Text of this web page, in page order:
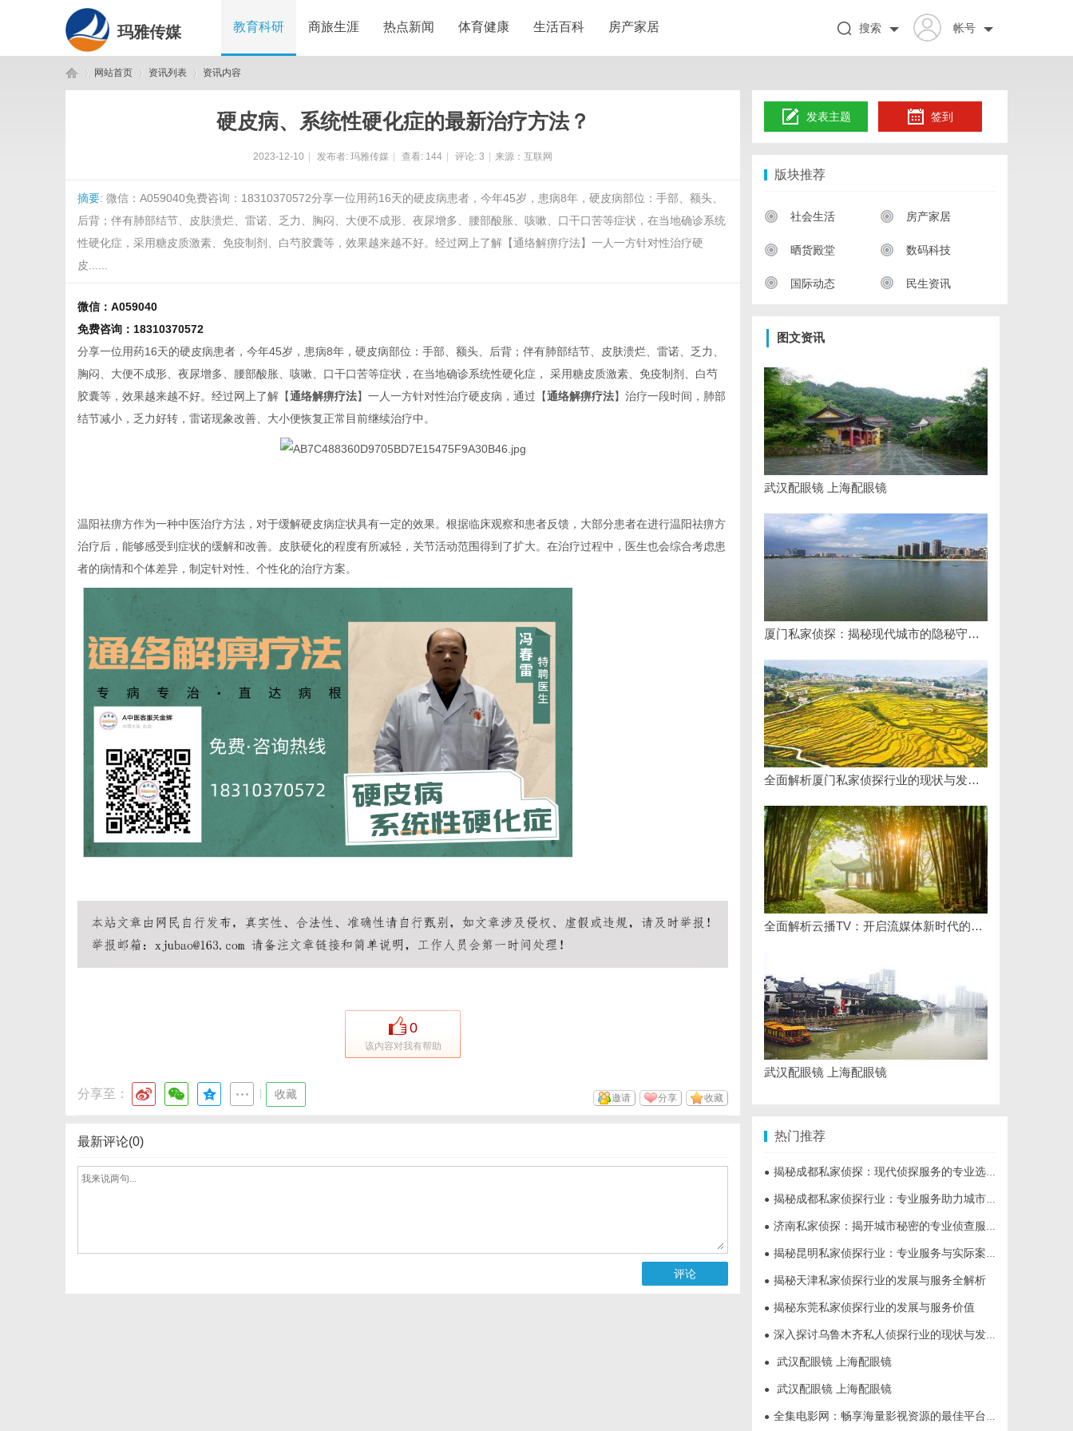
玛雅传媒 教育科研 商旅生涯 热点新闻 体育健康 生活百科 房产家居 帐号
搜索
网站首页 资讯列表 资讯内容
硬皮病、系统性硬化症的最新治疗方法？
2023-12-10 发布者: 玛雅传媒 查看: 144 评论: 3 来源：互联网
摘要: 微信：A059040免费咨询：18310370572分享一位用药16天的硬皮病患者，今年45岁，患病8年，硬皮病部位：手部、额头、
后背；伴有肺部结节、皮肤溃烂、雷诺、乏力、胸闷、大便不成形、夜尿增多、腰部酸胀、咳嗽、口干口苦等症状，在当地确诊系统
性硬化症，采用糖皮质激素、免疫制剂、白芍胶囊等，效果越来越不好。经过网上了解【通络解痹疗法】一人一方针对性治疗硬
皮......
微信：A059040
免费咨询：18310370572
分享一位用药16天的硬皮病患者，今年45岁，患病8年，硬皮病部位：手部、额头、后背；伴有肺部结节、皮肤溃烂、雷诺、乏力、
胸闷、大便不成形、夜尿增多、腰部酸胀、咳嗽、口干口苦等症状，在当地确诊系统性硬化症， 采用糖皮质激素、免疫制剂、白芍
胶囊等，效果越来越不好。经过网上了解【通络解痹疗法】一人一方针对性治疗硬皮病，通过【通络解痹疗法】治疗一段时间，肺部
结节减小，乏力好转，雷诺现象改善、大小便恢复正常目前继续治疗中。
温阳祛痹方作为一种中医治疗方法，对于缓解硬皮病症状具有一定的效果。根据临床观察和患者反馈，大部分患者在进行温阳祛痹方
治疗后，能够感受到症状的缓解和改善。皮肤硬化的程度有所减轻，关节活动范围得到了扩大。在治疗过程中，医生也会综合考虑患
者的病情和个体差异，制定针对性、个性化的治疗方案。
0
该内容对我有帮助
分享至： 收藏 收藏
分享
邀请
最新评论(0)
评论
发表主题 签到
版块推荐
社会生活 房产家居
晒货殿堂 数码科技
国际动态 民生资讯
图文资讯
武汉配眼镜 上海配眼镜
厦门私家侦探：揭秘现代城市的隐秘守护者
全面解析厦门私家侦探行业的现状与发展趋势
全面解析云播TV：开启流媒体新时代的领先平台
武汉配眼镜 上海配眼镜
热门推荐
● 揭秘成都私家侦探：现代侦探服务的专业选择与行业前景
● 揭秘成都私家侦探行业：专业服务助力城市安宁
● 济南私家侦探：揭开城市秘密的专业侦查服务
● 揭秘昆明私家侦探行业：专业服务与实际案例分析
● 揭秘天津私家侦探行业的发展与服务全解析
● 揭秘东莞私家侦探行业的发展与服务价值
● 深入探讨乌鲁木齐私人侦探行业的现状与发展趋势
● 武汉配眼镜 上海配眼镜
● 武汉配眼镜 上海配眼镜
● 全集电影网：畅享海量影视资源的最佳平台解析